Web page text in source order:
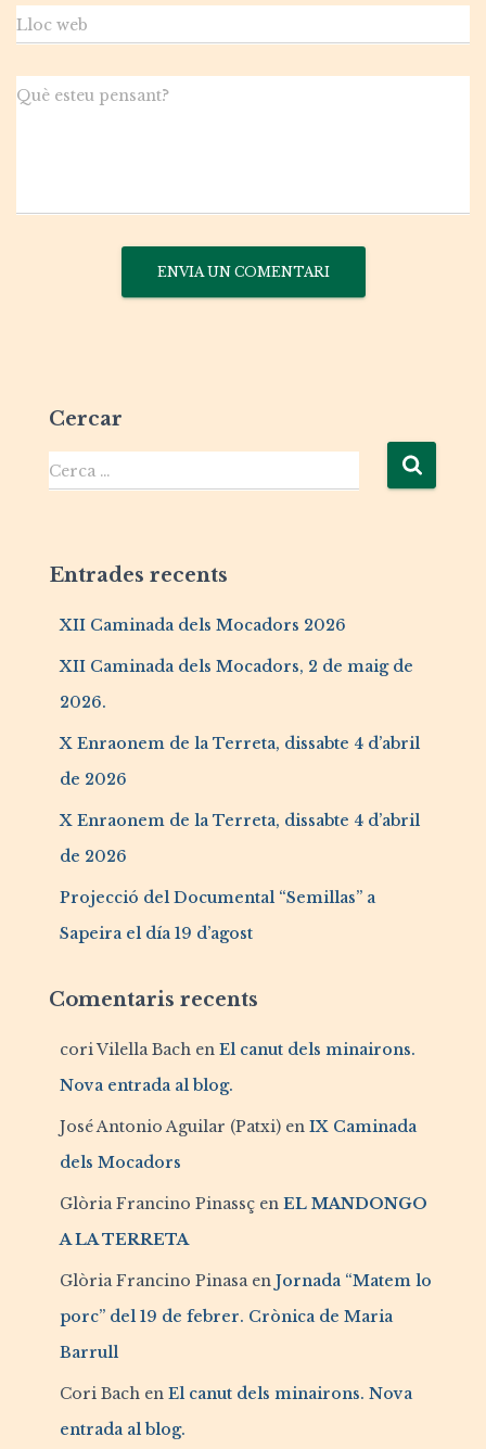
Lloc web
Què esteu pensant?
Cercar
Cerca …
Entrades recents
XII Caminada dels Mocadors 2026
XII Caminada dels Mocadors, 2 de maig de
2026.
X Enraonem de la Terreta, dissabte 4 d’abril
de 2026
X Enraonem de la Terreta, dissabte 4 d’abril
de 2026
Projecció del Documental “Semillas” a
Sapeira el día 19 d’agost
Comentaris recents
cori Vilella Bach en El canut dels minairons.
Nova entrada al blog.
José Antonio Aguilar (Patxi) en IX Caminada
dels Mocadors
Glòria Francino Pinassç en EL MANDONGO
A LA TERRETA
Glòria Francino Pinasaen Jornada “Matem lo
porc” del 19 de febrer. Crònica de Maria
Barrull
Cori Bach en El canut dels minairons. Nova
entrada al blog.